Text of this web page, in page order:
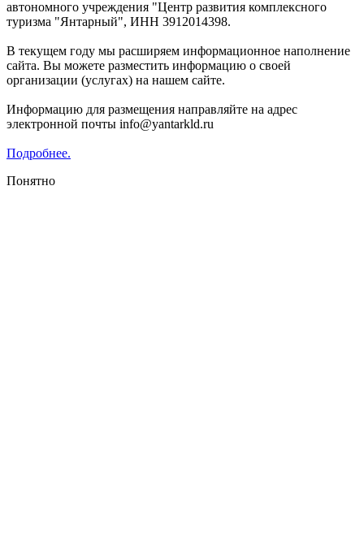
автономного учреждения "Центр развития комплексного
туризма "Янтарный", ИНН 3912014398.
В текущем году мы расширяем информационное наполнение
сайта. Вы можете разместить информацию о своей
организации (услугах) на нашем сайте.
Информацию для размещения направляйте на адрес
электронной почты info@yantarkld.ru
Подробнее.
Понятно